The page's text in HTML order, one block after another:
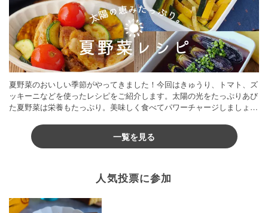
夏野菜のおいしい季節がやってきました！今回はきゅうり、トマト、ズ
ッキーニなどを使ったレシピをご紹介します。太陽の光をたっぷりあび
た夏野菜は栄養もたっぷり。美味しく食べてパワーチャージしましょう
一覧を見る
人気投票に参加